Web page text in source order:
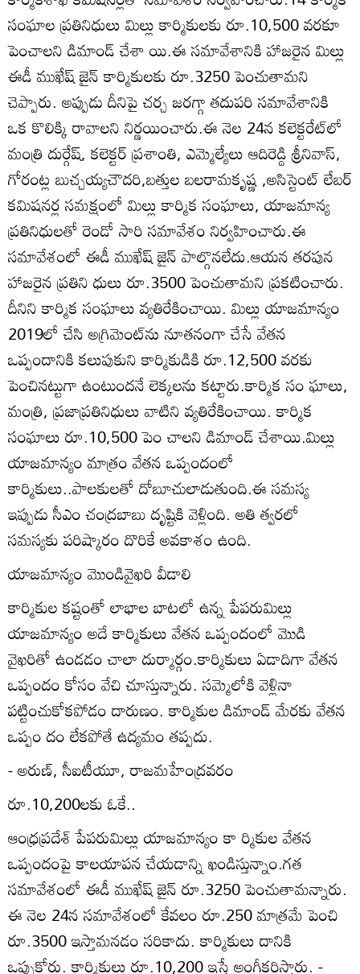
సంఘాల ప్రతినిధులు మిల్లు కార్మికులకు రూ.10,500 వరకూ
పెంచాలని డిమాండ్‌ చేశా యి.ఈ సమావేశానికి హాజరైన మిల్లు
ఈడీ ముఖేష్‌ జైన్‌ కార్మికులకు రూ.3250 పెంచుతామని
చెప్పారు. అప్పుడు దీనిపై చర్చ జరగ్గా తదుపరి సమావేశానికి
ఒక కొలిక్కి రావాలని నిర్ణయించారు.ఈ నెల 24న కలెక్టరేట్‌లో
మంత్రి దుర్గేష్‌, కలెక్టర్‌ ప్రశాంతి, ఎమ్మెల్యేలు ఆదిరెడ్డి శ్రీనివాస్‌,
గోరంట్ల బుచ్చయ్యచౌదరి,బత్తుల బలరామకృష్ణ ,అసిస్టెంట్‌ లేబర్‌
కమిషనర్ల సమక్షంలో మిల్లు కార్మిక సంఘాలు, యాజమాన్య
ప్రతినిధులతో రెండో సారి సమావేశం నిర్వహించారు.ఈ
సమావేశంలో ఈడీ ముఖేష్‌ జైన్‌ పాల్గొనలేదు.ఆయన తరపున
హాజరైన ప్రతిని ధులు రూ.3500 పెంచుతామని ప్రకటించారు.
దీనిని కార్మిక సంఘాలు వ్యతిరేకించాయి. మిల్లు యాజమాన్యం
2019లో చేసి అగ్రిమెంట్‌ను నూతనంగా చేసే వేతన
ఒప్పందానికి కలుపుకుని కార్మికుడికి రూ.12,500 వరకు
పెంచినట్టుగా ఉంటుందనే లెక్కలను కట్టారు.కార్మిక సం ఘాలు,
మంత్రి, ప్రజాప్రతినిధులు వాటిని వ్యతిరేకించాయి. కార్మిక
సంఘాలు రూ.10,500 పెం చాలని డిమాండ్‌ చేశాయి.మిల్లు
యాజమాన్యం మాత్రం వేతన ఒప్పందంలో
కార్మికులు..పాలకులతో దోబూచులాడుతుంది.ఈ సమస్య
ఇప్పుడు సీఎం చంద్రబాబు దృష్టికి వెళ్లింది. అతి త్వరలో
సమస్యకు పరిష్కారం దొరికే అవకాశం ఉంది.
యాజమాన్యం మొండివైఖరి వీడాలి
కార్మికుల కష్టంతో లాభాల బాటలో ఉన్న పేపరుమిల్లు
యాజమాన్యం అదే కార్మికులు వేతన ఒప్పందంలో మొడి
వైఖరితో ఉండడం చాలా దుర్మార్గం.కార్మికులు ఏడాదిగా వేతన
ఒప్పందం కోసం వేచి చూస్తున్నారు. సమ్మెలోకి వెళ్లినా
పట్టించుకోకపోడం దారుణం. కార్మికుల డిమాండ్‌ మేరకు వేతన
ఒప్పం దం లేకపోతే ఉద్యమం తప్పదు.
- అరుణ్‌, సీఐటీయూ, రాజమహేంద్రవరం
రూ.10,200లకు ఓకే..
ఆంధ్రప్రదేశ్‌ పేపరుమిల్లు యాజమాన్యం కా ర్మికుల వేతన
ఒప్పందంపై కాలయాపన చేయడాన్ని ఖండిస్తున్నాం.గత
సమావేశంలో ఈడీ ముఖేష్‌ జైన్‌ రూ.3250 పెంచుతామన్నారు.
ఈ నెల 24న సమావేశంలో కేవలం రూ.250 మాత్రమే పెంచి
రూ.3500 ఇస్తామనడం సరికాదు. కార్మికులు దానికి
ఒప్పుకోరు. కార్మికులు రూ.10,200 ఇస్తే అంగీకరిస్తారు. -